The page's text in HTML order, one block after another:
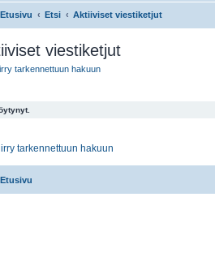
Etusivu Etsi Aktiiviset viestiketjut
viestiketjut
tarkennettuun hakuun
tarkennettuun hakuun
Etusivu